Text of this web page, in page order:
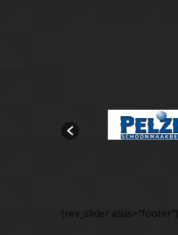
[rev_slider alias="footer"]